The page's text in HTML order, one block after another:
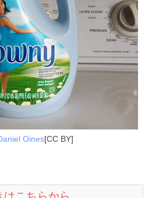
Oines[CC BY]